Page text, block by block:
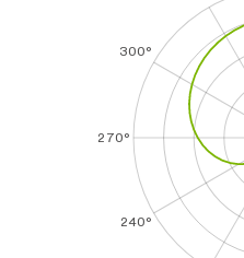
240°
270°
300°